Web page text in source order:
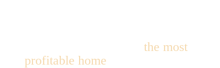
the most
profitable home